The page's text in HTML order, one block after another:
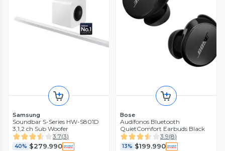
Samsung
Soundbar S-Series HW-S801D
3,1,2 ch Sub Woofer
3.7(3)
40% $279.990
Bose
Audífonos Bluetooth
QuietComfort Earbuds Black
3.9(8)
13% $199.990